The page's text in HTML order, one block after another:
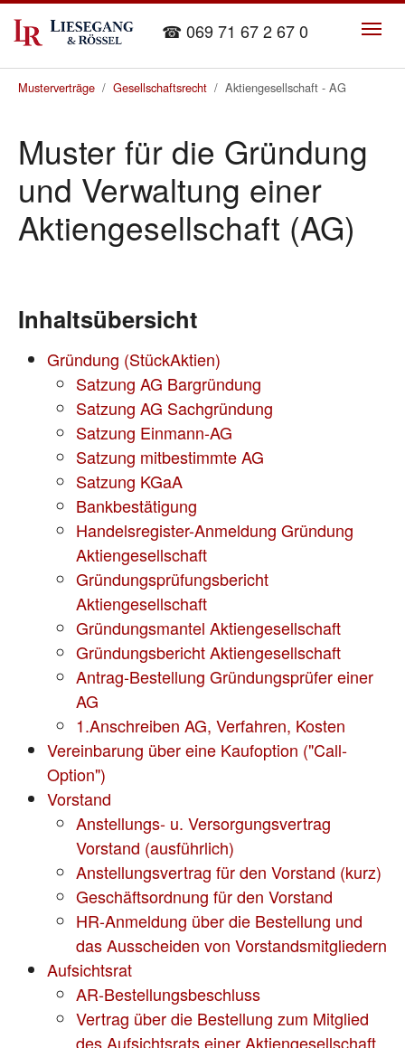
Skip to main content
☎ 069 71 67 2 67 0
You are here:
Musterverträge Gesellschaftsrecht Aktiengesellschaft - AG
Muster für die Gründung
und Verwaltung einer
Aktiengesellschaft (AG)
Inhaltsübersicht
Gründung (StückAktien)
Satzung AG Bargründung
Satzung AG Sachgründung
Satzung Einmann-AG
Satzung mitbestimmte AG
Satzung KGaA
Bankbestätigung
Handelsregister-Anmeldung Gründung
Aktiengesellschaft
Gründungsprüfungsbericht
Aktiengesellschaft
Gründungsmantel Aktiengesellschaft
Gründungsbericht Aktiengesellschaft
Antrag-Bestellung Gründungsprüfer einer
AG
1.Anschreiben AG, Verfahren, Kosten
Vereinbarung über eine Kaufoption ("Call-
Option")
Vorstand
Anstellungs- u. Versorgungsvertrag
Vorstand (ausführlich)
Anstellungsvertrag für den Vorstand (kurz)
Geschäftsordnung für den Vorstand
HR-Anmeldung über die Bestellung und
das Ausscheiden von Vorstandsmitgliedern
Aufsichtsrat
AR-Bestellungsbeschluss
Vertrag über die Bestellung zum Mitglied
des Aufsichtsrats einer Aktiengesellschaft